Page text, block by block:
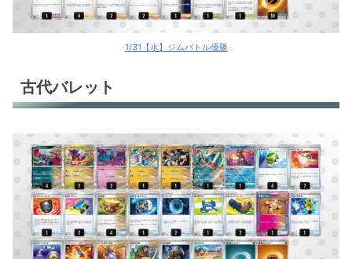
グレンアルマex
ヒスイヌメルゴンV
ルギアV
ルギアV
環境デッキレシピまとめ
1/31【水】ジムバトル優勝
古代バレット